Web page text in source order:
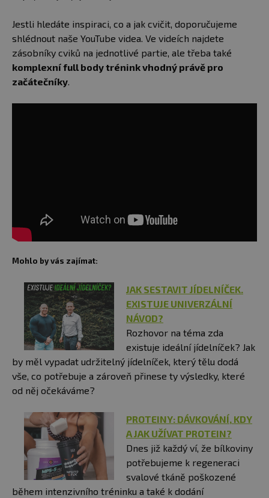
Jestli hledáte inspiraci, co a jak cvičit, doporučujeme
shlédnout naše YouTube videa. Ve videích najdete
zásobníky cviků na jednotlivé partie, ale třeba také
komplexní full body trénink vhodný právě pro
začátečníky
Mohlo by vás zajímat:
JAK SESTAVIT JÍDELNÍČEK.
EXISTUJE UNIVERZÁLNÍ
NÁVOD?
Rozhovor na téma zda
existuje ideální jídelníček? Jak
by měl vypadat udržitelný jídelníček, který tělu dodá
vše, co potřebuje a zároveň přinese ty výsledky, které
od něj očekáváme?
PROTEINY: DÁVKOVÁNÍ, KDY
A JAK UŽÍVAT PROTEIN?
Dnes již každý ví, že bílkoviny
potřebujeme k regeneraci
svalové tkáně poškozené
během intenzivního tréninku a také k dodání